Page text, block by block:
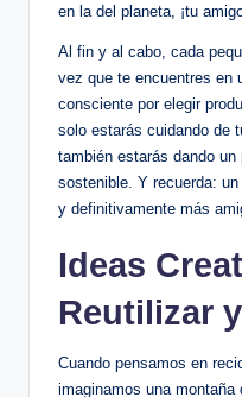
en la del planeta, ¡tu
Al fin y al cabo, cada
vez que te encuentres en
consciente por elegir
solo estarás cuidando de
también estarás dando
sostenible. Y recuerda:
y definitivamente más
Ideas
Reutilizar
Cuando pensamos en
imaginamos una